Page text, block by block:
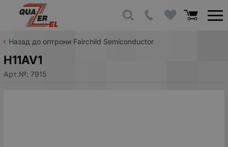
Назад до оптрони Fairchild Semiconductor
H11AV1
Арт.№: 7915